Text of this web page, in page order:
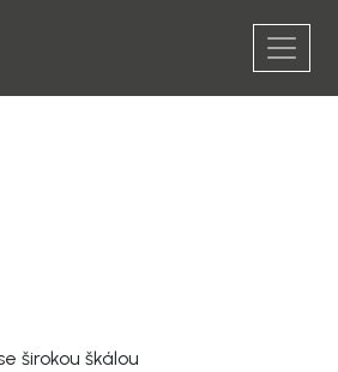
širokou škálou